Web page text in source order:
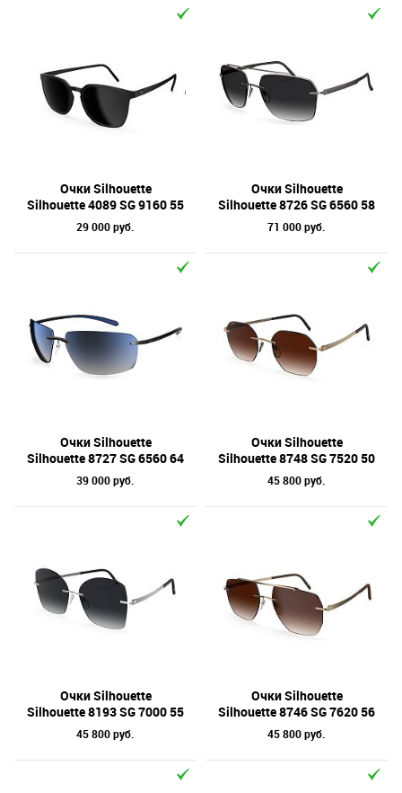
Очки Silhouette
Silhouette 4089 SG 9160 55
29 000 руб.
Очки Silhouette
Silhouette 8726 SG 6560 58
71 000 руб.
Очки Silhouette
Silhouette 8727 SG 6560 64
39 000 руб.
Очки Silhouette
Silhouette 8748 SG 7520 50
45 800 руб.
Очки Silhouette
Silhouette 8193 SG 7000 55
45 800 руб.
Очки Silhouette
Silhouette 8746 SG 7620 56
45 800 руб.